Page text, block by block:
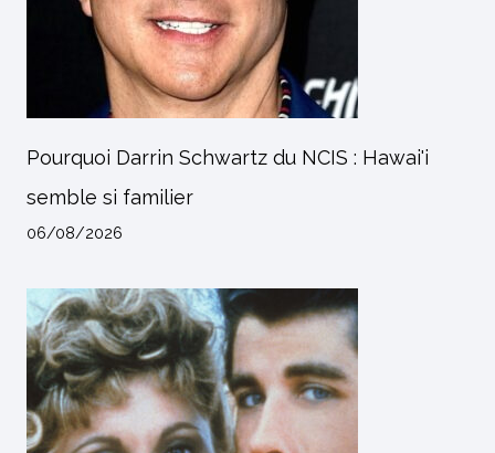
Pourquoi Darrin Schwartz du NCIS : Hawai'i
semble si familier
06/08/2026